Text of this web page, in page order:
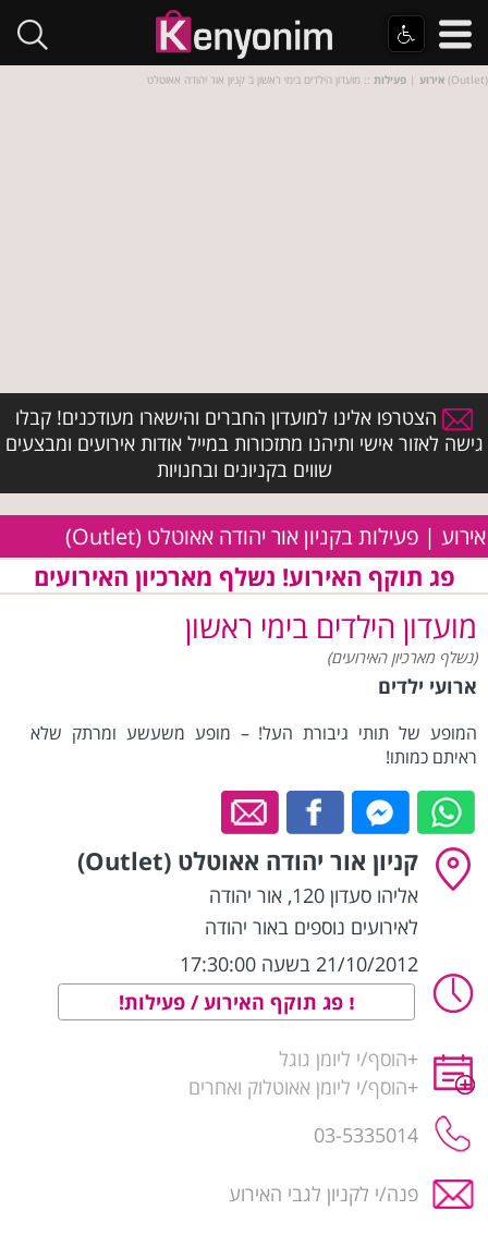
אירוע | פעילות :: מועדון הילדים בימי ראשון ב קניון אור יהודה אאוטלט (Outlet)
הצטרפו אלינו למועדון החברים והישארו מעודכנים! קבלו
גישה לאזור אישי ותיהנו מתזכורות במייל אודות אירועים ומבצעים
שווים בקניונים ובחנויות
אירוע | פעילות בקניון אור יהודה אאוטלט (Outlet)
פג תוקף האירוע! נשלף מארכיון האירועים
מועדון הילדים בימי ראשון
(נשלף מארכיון האירועים)
ארועי ילדים
המופע של תותי גיבורת העל! – מופע משעשע ומרתק שלא
ראיתם כמותו!
קניון אור יהודה אאוטלט (Outlet)
אליהו סעדון 120 , אור יהודה
לאירועים נוספים באור יהודה
21/10/2012 בשעה 17:30:00
פג תוקף האירוע / פעילות!
+הוסף/י ליומן גוגל
+הוסף/י ליומן אאוטלוק ואחרים
03-5335014
פנה/י לקניון לגבי האירוע